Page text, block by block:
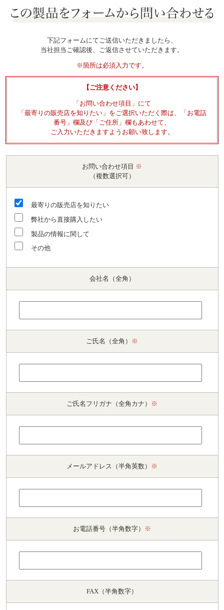
下記フォームにてご送信いただきましたら、
当社担当ご確認後、ご返信させていただきます。
※箇所は必須入力です。
【ご注意ください】
「お問い合わせ項目」にて
「最寄りの販売店を知りたい」をご選択いただく際は、「お電話
番号」欄及び「ご住所」欄もあわせて、
ご入力いただきますようお願い致します。
お問い合わせ項目 ※
（複数選択可）
最寄りの販売店を知りたい
弊社から直接購入したい
製品の情報に関して
その他
会社名（全角）
ご氏名（全角） ※
ご氏名フリガナ（全角カナ） ※
メールアドレス（半角英数） ※
お電話番号（半角数字） ※
FAX（半角数字）